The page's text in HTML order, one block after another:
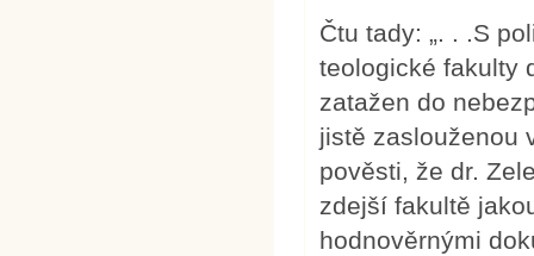
Čtu tady: „. . .S
teologické fakulty
zatažen do
jistě zaslouženou
pověsti, že dr.
zdejší fakultě
hodnověrnými